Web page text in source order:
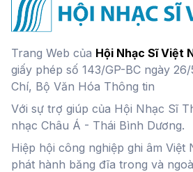
Vũ Thắng Lợi
Ký Ức Cò Nòi
NSƯT Hải Yến
Trang Web của Hội Nhạc Sĩ Việt
giấy phép số 143/GP-BC ngày
Chí, Bộ Văn Hóa Thông tin
Với sự trợ giúp của Hội Nhạc Sĩ
nhạc Châu Á - Thái Bình Dương.
Hiệp hội công nghiệp ghi âm Việt
phát hành băng đĩa trong và